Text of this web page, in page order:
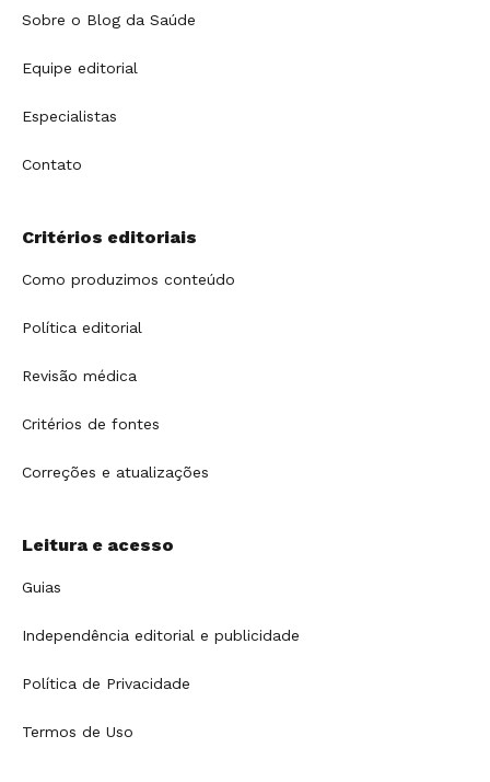
Sobre o Blog da Saúde
Equipe editorial
Especialistas
Contato
Critérios editoriais
Como produzimos conteúdo
Política editorial
Revisão médica
Critérios de fontes
Correções e atualizações
Leitura e acesso
Guias
Independência editorial e publicidade
Política de Privacidade
Termos de Uso